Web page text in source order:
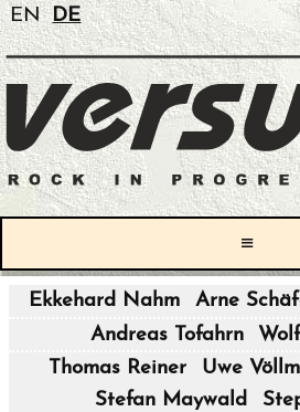
EN DE
≡
Ekkehard Nahm Arne
Andreas Tofahrn
|
Thomas Reiner Uwe
Stefan Maywald